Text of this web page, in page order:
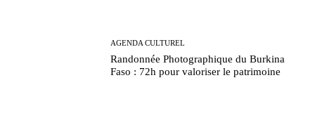
AGENDA CULTUREL
Randonnée Photographique du Burkina
Faso : 72h pour valoriser le patrimoine